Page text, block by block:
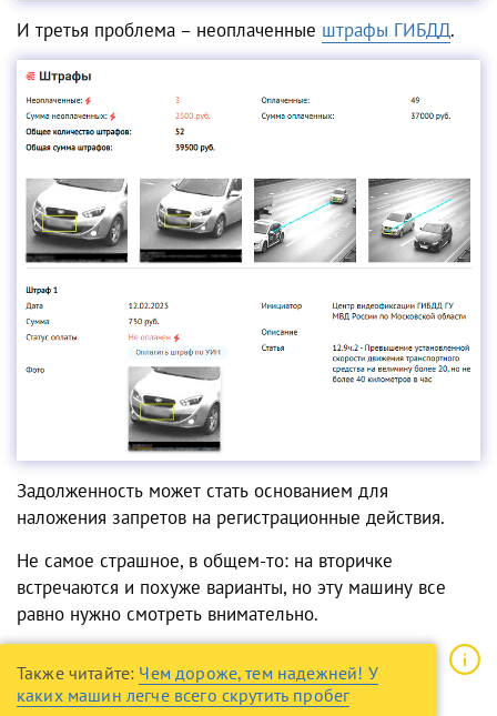
И третья проблема – неоплаченные штрафы ГИБДД.
Задолженность может стать основанием для
наложения запретов на регистрационные действия.
Не самое страшное, в общем-то: на вторичке
встречаются и похуже варианты, но эту машину все
равно нужно смотреть внимательно.
Также читайте: Чем дороже, тем надежней! У
каких машин легче всего скрутить пробег